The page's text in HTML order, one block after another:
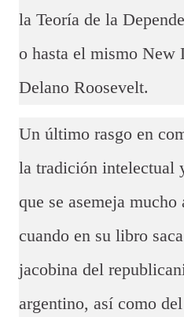
la Teoría de la
o hasta el mismo New
Delano Roosevelt.
Un último rasgo en
la tradición intelectual
que se asemeja
cuando en su libro
jacobina del
argentino, así como